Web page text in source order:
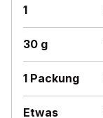
1
30 g
1 Packung
Etwas